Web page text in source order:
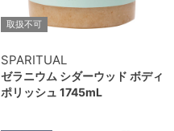
取扱不可
SPARITUAL
ゼラニウム シダーウッド ボディ
ポリッシュ 1745mL